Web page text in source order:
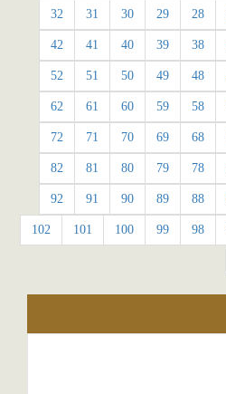
28
29
30
31
32
38
39
40
41
42
48
49
50
51
52
58
59
60
61
62
68
69
70
71
72
78
79
80
81
82
88
89
90
91
92
98
99
100
101
102